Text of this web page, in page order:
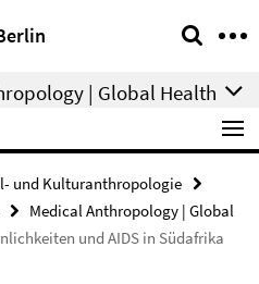
| Global Health
und Kulturanthropologie
Medical Anthropology | Global
und AIDS in Südafrika